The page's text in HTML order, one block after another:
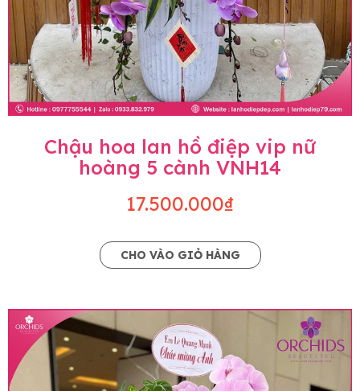
Chậu hoa lan hồ điệp vip nữ
hoàng 5 cành VNH14
17.500.000₫
CHO VÀO GIỎ HÀNG